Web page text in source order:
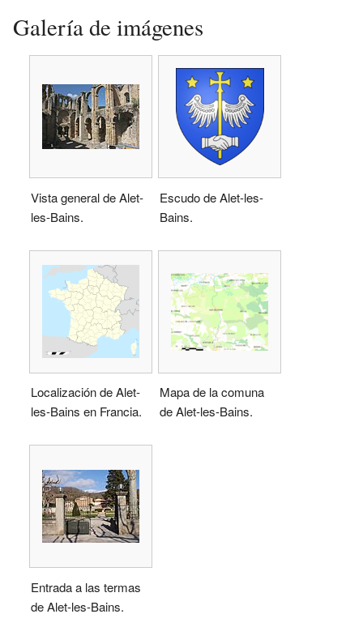
Galería de imágenes
Vista general de Alet-
les-Bains.
Escudo de Alet-les-
Bains.
Localización de Alet-
les-Bains en Francia.
Mapa de la comuna
de Alet-les-Bains.
Entrada a las termas
de Alet-les-Bains.